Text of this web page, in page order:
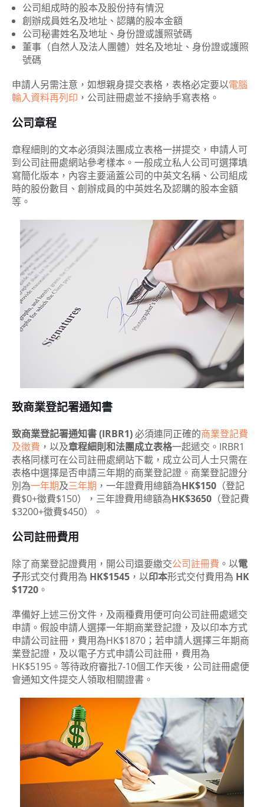
公司組成時的股本及股份持有情況
創辦成員姓名及地址、認購的股本金額
公司秘書姓名及地址、身份證或護照號碼
董事（自然人及法人團體）姓名及地址、身份證或護照
號碼
申請人另需注意，如想親身提交表格，表格必定要以電腦
輸入資料再列印 ，公司註冊處並不接納手寫表格。
公司章程
章程細則的文本必須與法團成立表格一拼提交，申請人可
到公司註冊處網站參考樣本。一般成立私人公司可選擇填
寫簡化版本，內容主要涵蓋公司的中英文名稱、公司組成
時的股份數目、創辦成員的中英姓名及認購的股本金額
等。
致商業登記署通知書
致商業登記署通知書 (IRBR1)必須連同正確的商業登記費
及徵費 ，以及章程細則和法團成立表格一起遞交。IRBR1
表格同樣可在公司註冊處網站下載，成立公司人士只需在
表格中選擇是否申請三年期的商業登記證。商業登記證分
別為一年期及三年期 ，一年證費用總額為HK$150 （登記
費$0+徵費$150），三年證費用總額為HK$3650 （登記費
$3200+徵費$450）。
公司註冊費用
除了商業登記證費用，開公司還要繳交公司註冊費 。以電
子形式交付費用為 HK$1545 ，以印本形式交付費用為 HK
$1720 。
準備好上述三份文件，及兩種費用便可向公司註冊處遞交
申請。假設申請人選擇一年期商業登記證，及以印本方式
申請公司註冊，費用為HK$1870；若申請人選擇三年期商
業登記證，及以電子方式申請公司註冊，費用為
HK$5195。等待政府審批7-10個工作天後，公司註冊處便
會通知文件提交人領取相關證書。